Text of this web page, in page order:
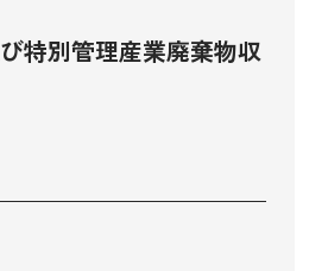
特別管理産業廃棄物収